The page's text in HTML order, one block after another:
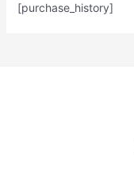
[purchase_history]